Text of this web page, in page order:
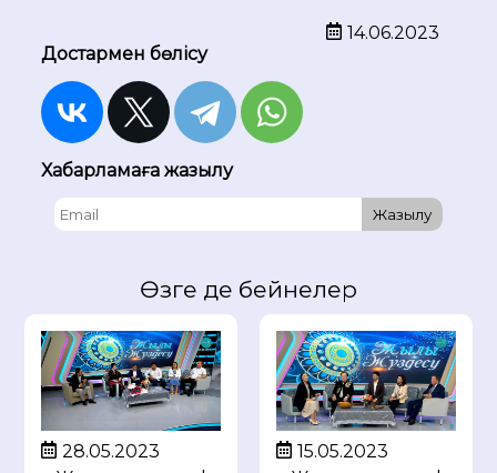
14.06.2023
Достармен бөлісу
Хабарламаға жазылу
Жазылу
Өзге де бейнелер
28.05.2023
15.05.2023